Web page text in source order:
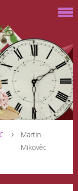
Martin
Mikověc